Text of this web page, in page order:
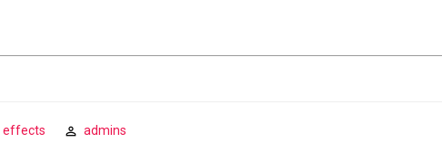
effects
admins